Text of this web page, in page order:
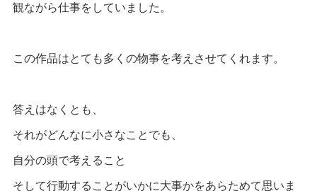
観ながら仕事をしていました。
この作品はとても多くの物事を考えさせてくれます。
答えはなくとも、
それがどんなに小さなことでも、
自分の頭で考えること
そして行動することがいかに大事かをあらためて思いま